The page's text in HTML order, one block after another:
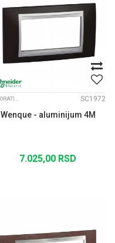
DEKORATIVNI RAMOVI UNICA TOP ALUM. MEDJURAM SC1972
Wenque - aluminijum 4M
7.025,00 RSD